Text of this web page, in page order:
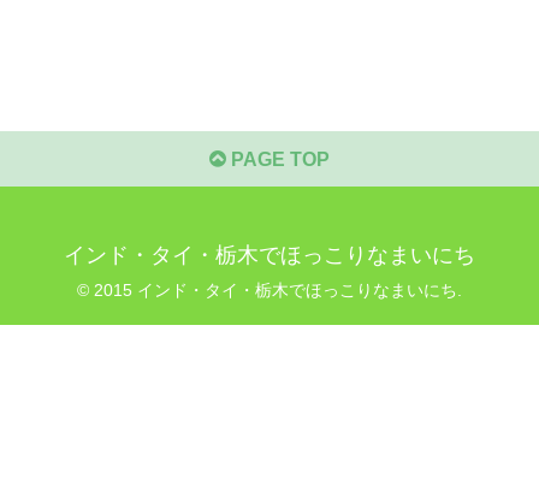
PAGE TOP
インド・タイ・栃木でほっこりなまいにち
© 2015 インド・タイ・栃木でほっこりなまいにち.